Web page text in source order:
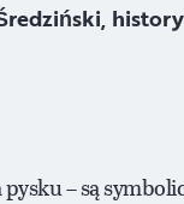
– są